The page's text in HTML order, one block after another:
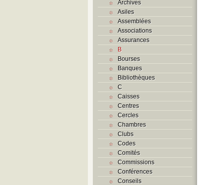
Archives
Asiles
Assemblées
Associations
Assurances
B
Bourses
Banques
Bibliothèques
C
Caisses
Centres
Cercles
Chambres
Clubs
Codes
Comités
Commissions
Conférences
Conseils